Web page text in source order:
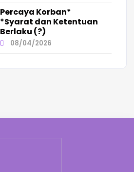
Percaya Korban*
*Syarat dan Ketentuan
Berlaku (?)
08/04/2026